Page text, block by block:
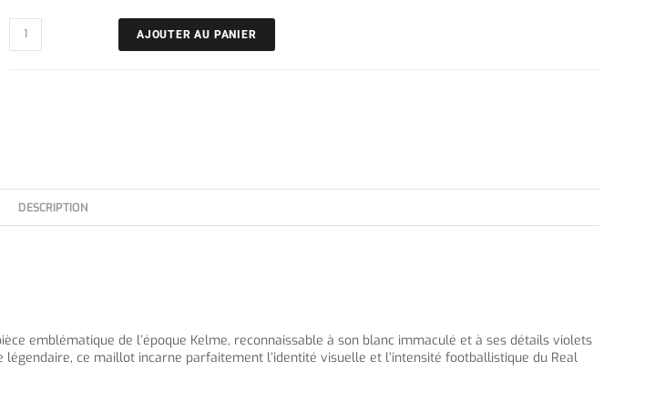
AJOUTER AU PANIER
DESCRIPTION
emblématique de l’époque Kelme, reconnaissable à son blanc immaculé et à ses détails violets
ce maillot incarne parfaitement l’identité visuelle et l’intensité footballistique du Real